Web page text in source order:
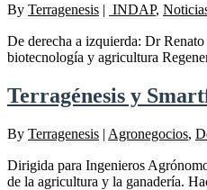
By Terragenesis | INDAP,
De derecha a izquierda: Dr
biotecnología y agricultura
Terragénesis y
By Terragenesis | Agronegocios,
Dirigida para Ingenieros
de la agricultura y la ganadería.